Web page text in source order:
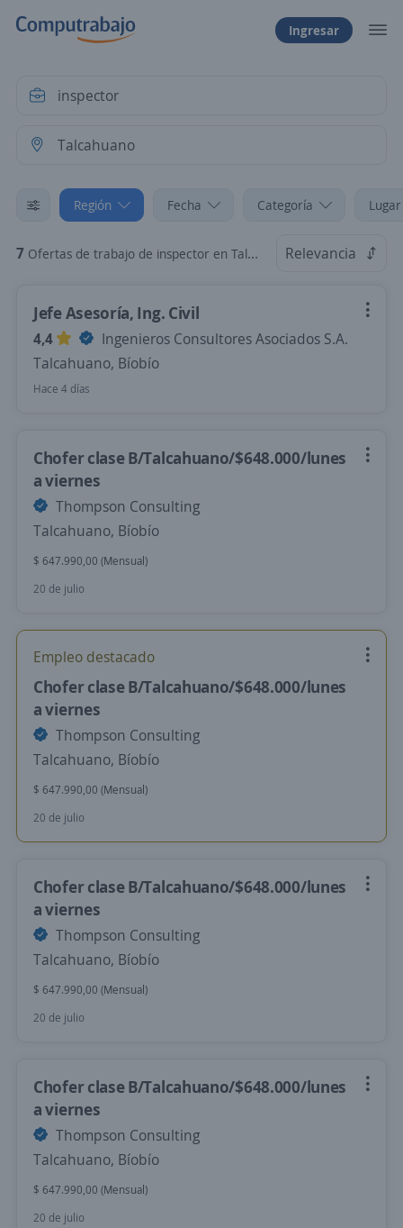
Ingresar
Región Fecha Categoría
7 Ofertas de trabajo de inspector en Talcahuano, Bíobío Relevancia
Jefe Asesoría, Ing. Civil
4,4
Ingenieros Consultores Asociados S.A.
Talcahuano, Bíobío
Hace 4 días
Chofer clase B/Talcahuano/$648.000/lunes
a viernes
Thompson Consulting
Talcahuano, Bíobío
$ 647.990,00 (Mensual)
20 de julio
Empleo destacado
Chofer clase B/Talcahuano/$648.000/lunes
a viernes
Thompson Consulting
Talcahuano, Bíobío
$ 647.990,00 (Mensual)
20 de julio
Chofer clase B/Talcahuano/$648.000/lunes
a viernes
Thompson Consulting
Talcahuano, Bíobío
$ 647.990,00 (Mensual)
20 de julio
Chofer clase B/Talcahuano/$648.000/lunes
a viernes
Thompson Consulting
Talcahuano, Bíobío
$ 647.990,00 (Mensual)
20 de julio